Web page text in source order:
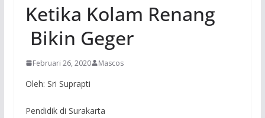
Ketika Kolam Renang
Bikin Geger
Februari 26, 2020 Mascos
Oleh: Sri Suprapti
Pendidik di Surakarta